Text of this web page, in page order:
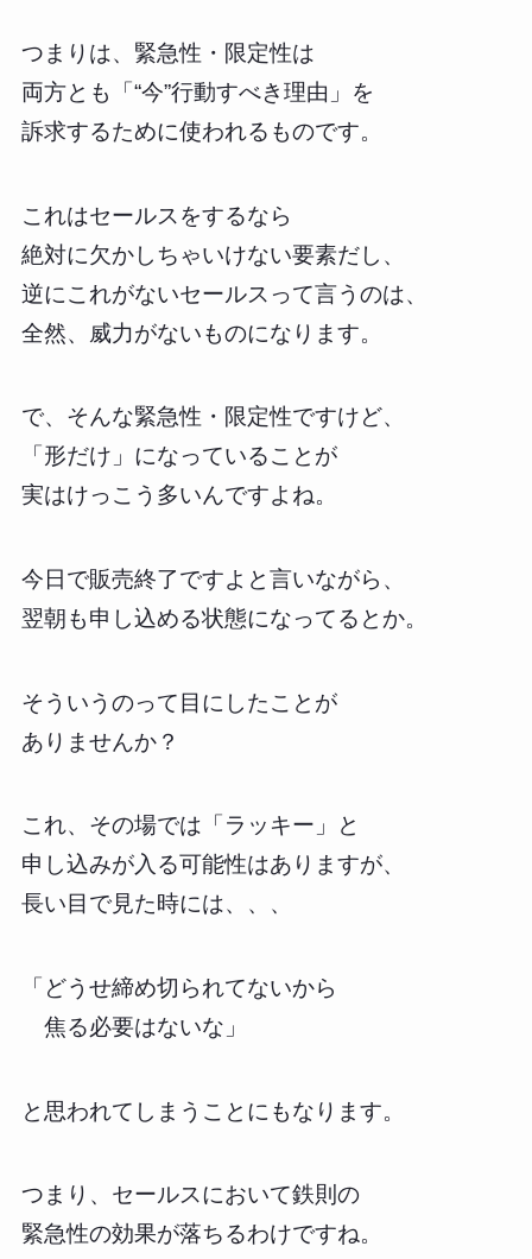
つまりは、緊急性・限定性は
両方とも「“今”行動すべき理由」を
訴求するために使われるものです。
これはセールスをするなら
絶対に欠かしちゃいけない要素だし、
逆にこれがないセールスって言うのは、
全然、威力がないものになります。
で、そんな緊急性・限定性ですけど、
「形だけ」になっていることが
実はけっこう多いんですよね。
今日で販売終了ですよと言いながら、
翌朝も申し込める状態になってるとか。
そういうのって目にしたことが
ありませんか？
これ、その場では「ラッキー」と
申し込みが入る可能性はありますが、
長い目で見た時には、、、
「どうせ締め切られてないから
焦る必要はないな」
と思われてしまうことにもなります。
つまり、セールスにおいて鉄則の
緊急性の効果が落ちるわけですね。